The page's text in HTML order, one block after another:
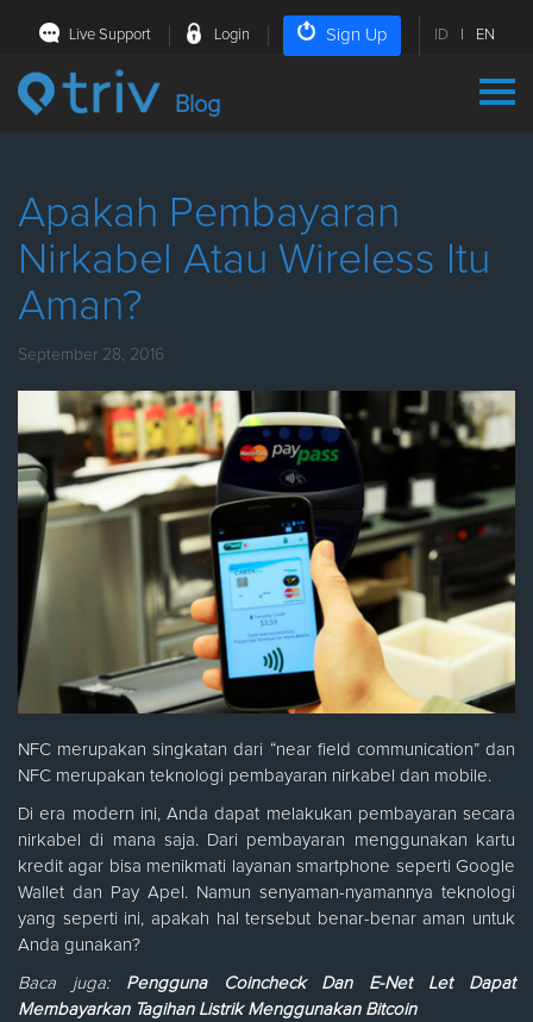
Live Support Login Sign Up ID EN
Blog
Apakah Pembayaran
Nirkabel Atau Wireless Itu
Aman?
September 28, 2016
NFC merupakan singkatan dari “near field communication” dan
NFC merupakan teknologi pembayaran nirkabel dan mobile.
Di era modern ini, Anda dapat melakukan pembayaran secara
nirkabel di mana saja. Dari pembayaran menggunakan kartu
kredit agar bisa menikmati layanan smartphone seperti Google
Wallet dan Pay Apel. Namun senyaman-nyamannya teknologi
yang seperti ini, apakah hal tersebut benar-benar aman untuk
Anda gunakan?
Baca juga: Pengguna Coincheck Dan E-Net Let Dapat
Membayarkan Tagihan Listrik Menggunakan Bitcoin